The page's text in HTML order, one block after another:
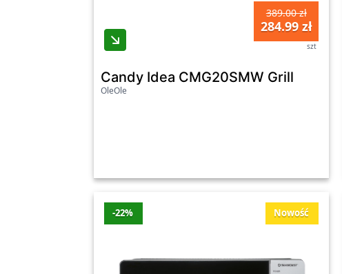
Kuchenki mikrofalowe Smeg MOC01BLMEU
Ostatnia aktualizacja promocji: czwartek, 06.08.2026
389.00 zł
284.99 zł
szt
Candy Idea CMG20SMW Grill
OleOle
Nowość
-22%